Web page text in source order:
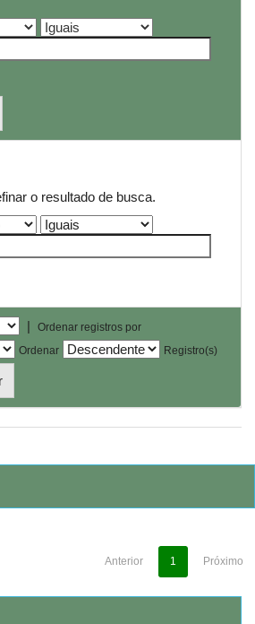
o resultado de busca.
|
Ordenar registros por
Ordenar
Registro(s)
Anterior 1 Próximo